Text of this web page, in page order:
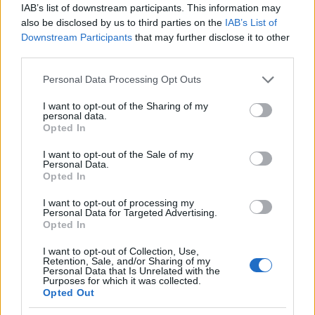
IAB’s list of downstream participants. This information may
also be disclosed by us to third parties on the IAB’s List of
Downstream Participants that may further disclose it to other
Please note that this website/app uses one or more Google
not limited to your visit or usage behaviour. You may click to
grant or deny consent to Google and its third-party tags to
use your data for below specified purposes in below Google
consent section.
Personal Data Processing Opt Outs
I want to opt-out of the Sharing of my
personal data.
Opted In
I want to opt-out of the Sale of my
Personal Data.
Opted In
I want to opt-out of processing my
Personal Data for Targeted Advertising.
Opted In
I want to opt-out of Collection, Use,
Retention, Sale, and/or Sharing of my
Personal Data that Is Unrelated with the
Purposes for which it was collected.
Opted Out
Η παρούσα μελέτη δεν αποσκοπεί στην επιλογή ή
πρόταση συγκεκριμένης θέσης για κατασκευή
πυρηνικού αντιδραστήρα. Πρόκειται για μία πρώτη
προκαταρκτική αξιολόγηση, η οποία μπορεί να
λειτουργήσει ως βάση για πιο εξειδικευμένες
μελέτες και τεκμηριωμένη αξιολόγηση των
προϋποθέσεων υπό τις οποίες η πυρηνική
ενέργεια θα μπορούσε να εξεταστεί στο πλαίσιο
της μακροπρόθεσμης ενεργειακής στρατηγικής